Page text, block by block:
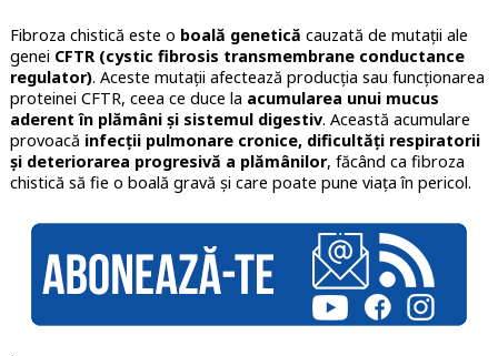
Fibroza chistică este o boală genetică cauzată de mutații ale
genei CFTR (cystic fibrosis transmembrane conductance
regulator). Aceste mutații afectează producția sau funcționarea
proteinei CFTR, ceea ce duce la acumularea unui mucus
aderent în plămâni și sistemul digestiv. Această acumulare
provoacă infecții pulmonare cronice, dificultăți respiratorii
și deteriorarea progresivă a plămânilor, făcând ca fibroza
chistică să fie o boală gravă și care poate pune viața în pericol.